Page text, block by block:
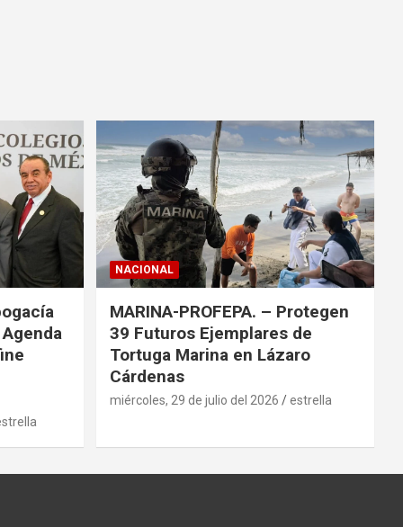
NACIONAL
MARINA-PROFEPA. – Protegen
39 Futuros Ejemplares de
Tortuga Marina en Lázaro
Cárdenas
miércoles, 29 de julio del 2026 estrella